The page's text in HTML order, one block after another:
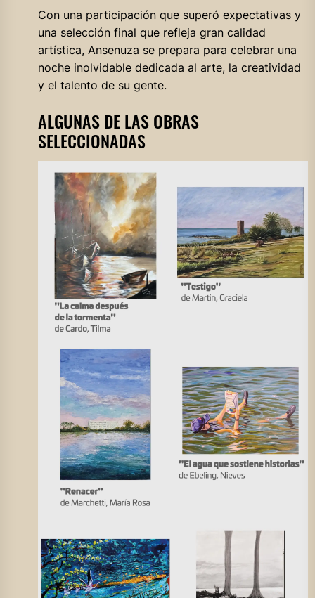
Con una participación que superó expectativas y
una selección final que refleja gran calidad
artística, Ansenuza se prepara para celebrar una
noche inolvidable dedicada al arte, la creatividad
y el talento de su gente.
ALGUNAS DE LAS OBRAS
SELECCIONADAS